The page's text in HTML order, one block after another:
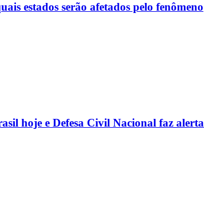
estados serão afetados pelo fenômeno
hoje e Defesa Civil Nacional faz alerta